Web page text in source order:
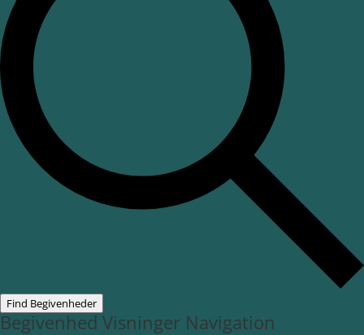
Find Begivenheder
Begivenhed Visninger Navigation